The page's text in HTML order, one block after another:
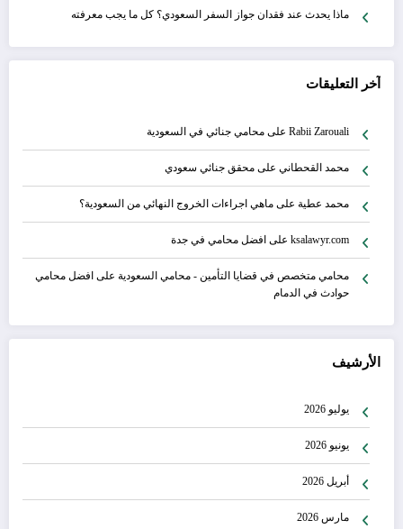
ماذا يحدث عند فقدان جواز السفر السعودي؟ كل ما يجب معرفته
آخر التعليقات
Rabii Zarouali على محامي جنائي في السعودية
محمد القحطاني على محقق جنائي سعودي
محمد عطية على ماهي اجراءات الخروج النهائي من السعودية؟
ksalawyr.com على افضل محامي في جدة
محامي متخصص في قضايا التأمين - محامي السعودية على افضل محامي
حوادث في الدمام
الأرشيف
يوليو 2026
يونيو 2026
أبريل 2026
مارس 2026